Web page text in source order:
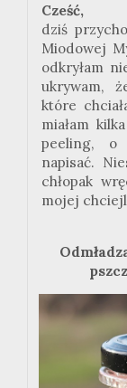
Cześć,
dziś
Miodowej
odkryłam
ukrywam,
które
miałam
peeling, o
napisać.
chłopak
mojej